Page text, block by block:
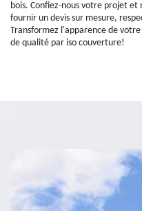
bois. Confiez-nous votre projet et
fournir un devis sur mesure,
Transformez l'apparence de
de qualité par iso couverture!